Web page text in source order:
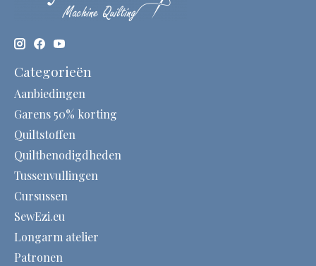
Categorieën
Aanbiedingen
Garens 50% korting
Quiltstoffen
Quiltbenodigdheden
Tussenvullingen
Cursussen
SewEzi.eu
Longarm atelier
Patronen